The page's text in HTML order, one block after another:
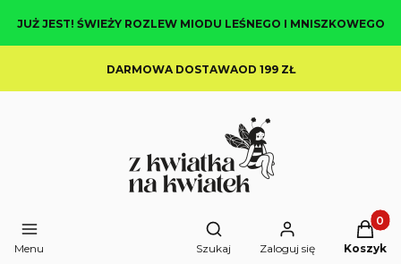
JUŻ JEST! ŚWIEŻY ROZLEW MIODU LEŚNEGO I MNISZKOWEGO
DARMOWA DOSTAWAOD 199 ZŁ
Menu
Otwórz wyszukiwarkę
Szukaj Zaloguj się Koszyk